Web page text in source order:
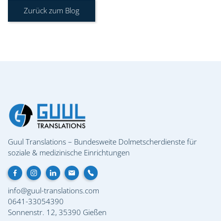
Zurück zum Blog
Guul Translations – Bundesweite Dolmetscherdienste für
soziale & medizinische Einrichtungen
info@guul-translations.com
0641-33054390
Sonnenstr. 12, 35390 Gießen